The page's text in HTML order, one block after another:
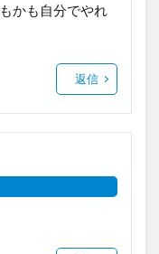
かも自分でやれ
返信